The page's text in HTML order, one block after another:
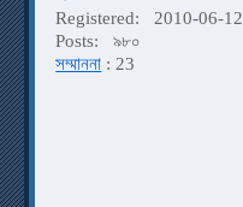
Registered:
2010-06-12
Posts:
৯৮০
সম্মাননা : 23